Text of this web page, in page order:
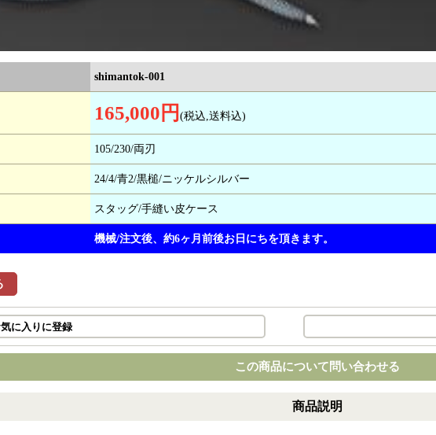
shimantok-001
165,000円 (税込,送料込)
105/230/両刃
24/4/青2/黒槌/ニッケルシルバー
スタッグ/手縫い皮ケース
機械/注文後、約6ヶ月前後お日にちを頂きます。
に入りに登録
この商品について問い合わせる
商品説明